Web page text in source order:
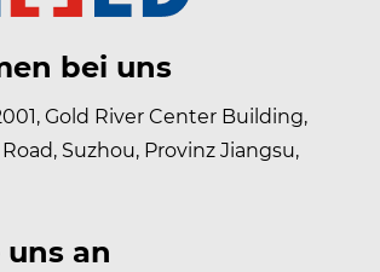
bei uns
Gold River Center Building,
Suzhou, Provinz Jiangsu,
uns an